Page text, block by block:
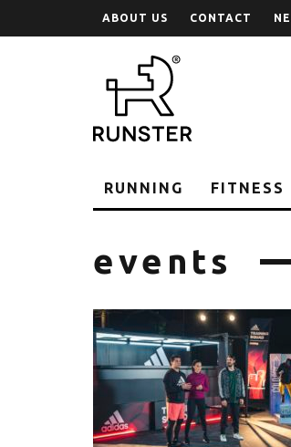
ABOUT US CONTACT
RUNNING FITNESS
events